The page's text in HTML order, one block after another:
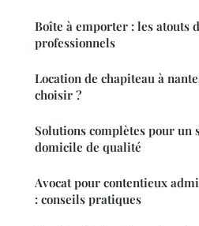
Boîte à emporter : les atouts
professionnels
Location de chapiteau à
choisir ?
Solutions complètes pour un
domicile de qualité
Avocat pour contentieux
: conseils pratiques